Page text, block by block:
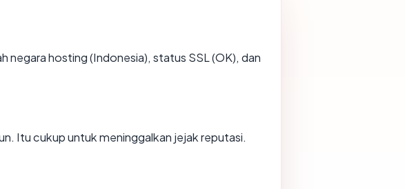
negara hosting (Indonesia), status SSL (OK), dan
Itu cukup untuk meninggalkan jejak reputasi.